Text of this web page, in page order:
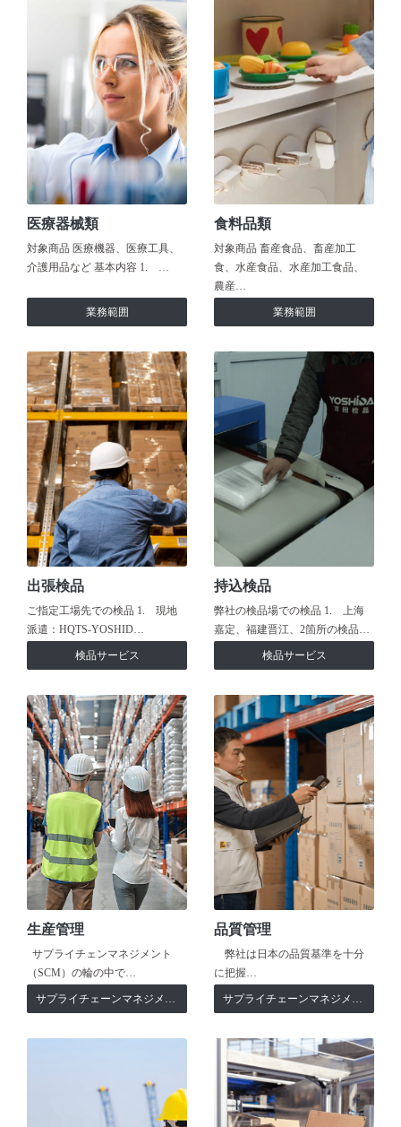
医療器械類
対象商品 医療機器、医療工具、
介護用品など 基本内容 1. …
業務範囲
食料品類
対象商品 畜産食品、畜産加工
食、水産食品、水産加工食品、
農産…
業務範囲
出張検品
ご指定工場先での検品 1. 現地
派遣：HQTS-YOSHID…
検品サービス
持込検品
弊社の検品場での検品 1. 上海
嘉定、福建晋江、2箇所の検品…
検品サービス
生産管理
サプライチェンマネジメント
（SCM）の輪の中で…
サプライチェーンマネジメント
品質管理
弊社は日本の品質基準を十分
に把握…
サプライチェーンマネジメント